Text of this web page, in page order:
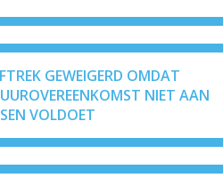
GEWEIGERD OMDAT
NIET AAN
VOLDOET